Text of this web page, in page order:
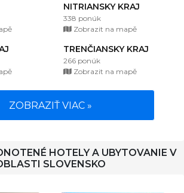
NITRIANSKY KRAJ
338 ponúk
Zobrazit na mapě
TRENČIANSKY KRAJ
266 ponúk
Zobrazit na mapě
ZOBRAZIŤ VIAC »
HOTELY A UBYTOVANIE V
SLOVENSKO